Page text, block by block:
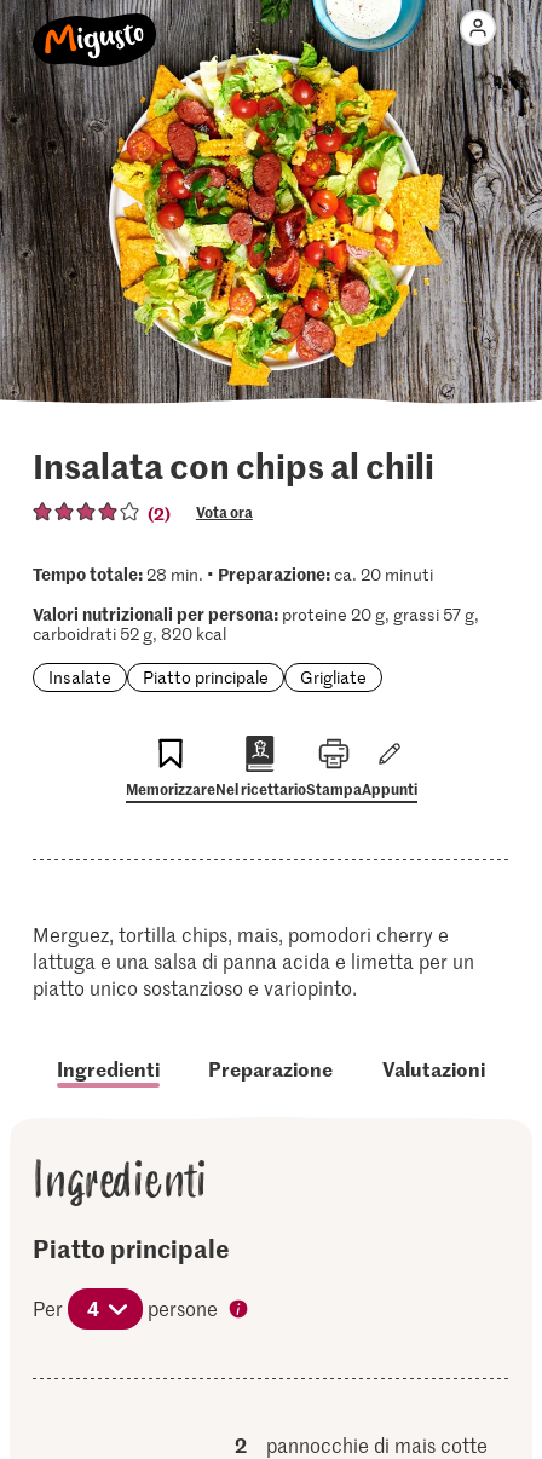
Insalata con chips al chili
(2) Vota ora
Tempo totale:28 min. • Preparazione:ca. 20 minuti
Valori nutrizionali per persona:proteine 20 g, grassi 57 g,
carboidrati 52 g, 820 kcal
Insalate
Piatto principale Grigliate
MemorizzareNel ricettarioStampaAppunti
Merguez, tortilla chips, mais, pomodori cherry e
lattuga e una salsa di panna acida e limetta per un
piatto unico sostanzioso e variopinto.
Ingredienti Preparazione Valutazioni
Ingredienti
Piatto principale
Per 4 persone
2
pannocchie di mais cotte